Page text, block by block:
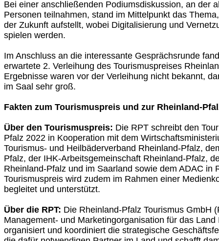
Bei einer anschließenden Podiumsdiskussion, an der
Personen teilnahmen, stand im Mittelpunkt das
der Zukunft aufstellt, wobei Digitalisierung und
spielen werden.
Im Anschluss an die interessante Gesprächsrunde
erwartete 2. Verleihung des Tourismuspreises
Ergebnisse waren vor der Verleihung nicht bekannt,
im Saal sehr groß.
Fakten zum Tourismuspreis und zur Rheinland-
Über den Tourismuspreis: Die RPT schreibt den
Pfalz 2022 in Kooperation mit dem
Tourismus- und Heilbäderverband Rheinland-Pfalz,
Pfalz, der IHK-Arbeitsgemeinschaft Rheinland-Pfalz,
Rheinland-Pfalz und im Saarland sowie dem ADAC in
Tourismuspreis wird zudem im Rahmen einer
begleitet und unterstützt.
Über die RPT: Die Rheinland-Pfalz Tourismus GmbH
Management- und Marketingorganisation für das
organisiert und koordiniert die strategische